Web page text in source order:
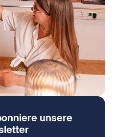
unsere